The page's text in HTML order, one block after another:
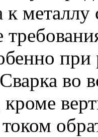
к
во